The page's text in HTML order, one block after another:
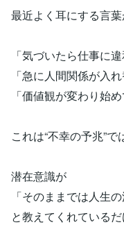
最近よく耳にする言葉
「気づいたら仕事に
「急に人間関係が入れ
「価値観が変わり始め
これは“不幸の予兆”で
潜在意識が
「そのままでは人生
と教えてくれているだ